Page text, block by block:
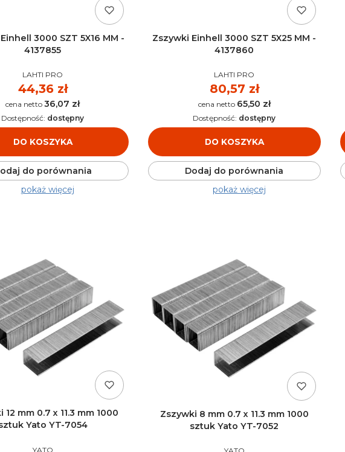
3000 SZT 5X16 MM -
4137855
PRODUCENT
LAHTI PRO
Cena
44,36 zł
Cena 36,07 zł
DO KOSZYKA
Dostępność: dostępny
do porównania
pokaż więcej
Zszywki Einhell 3000 SZT 5X25 MM -
4137860
PRODUCENT
LAHTI PRO
Cena
80,57 zł
Cena 65,50 zł
DO KOSZYKA
Dostępność: dostępny
Dodaj do porównania
pokaż więcej
12 mm 0.7 x 11.3 mm 1000
Yato YT-7054
PRODUCENT
YATO
Zszywki 8 mm 0.7 x 11.3 mm 1000
sztuk Yato YT-7052
PRODUCENT